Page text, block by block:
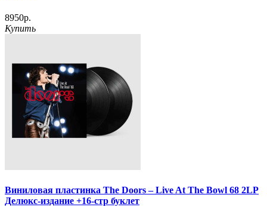
8950р.
Купить
Виниловая пластинка The Doors – Live At The Bowl 68 2LP
Делюкс-издание +16-стр буклет